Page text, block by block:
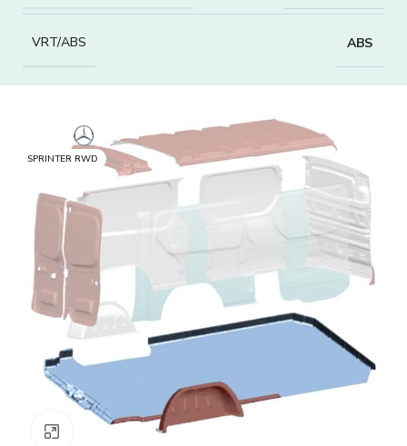
VRT/ABS ABS
SPRINTER RWD
Zväčšiť obrázok